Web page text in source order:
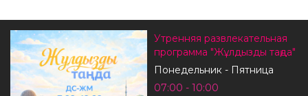
Утренняя развлекательная
программа "Жұлдызды таңда"
Понедельник - Пятница
07:00 - 10:00